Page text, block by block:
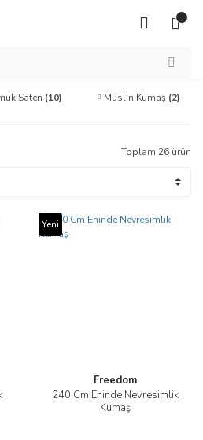
Saten (10) Müslin Kumaş (2)
Toplam 26 ürün
Yeni
Freedom
240 Cm Eninde Nevresimlik
Kumaş